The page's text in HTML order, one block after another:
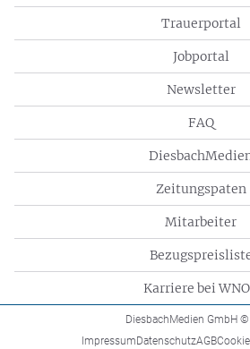
Trauerportal
Jobportal
Newsletter
FAQ
Zeitungspaten
Mitarbeiter
Karriere bei
DiesbachMedien GmbH ©
ImpressumDatenschutzAGB